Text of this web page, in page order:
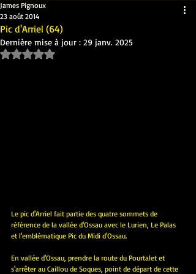
Pic d'Arriel (64)
James Pignoux
23 août 2014
Dernière mise à jour : 29 janv. 2025
Noté NaN étoiles sur 5.
Le pic d'Arriel fait partie des quatre sommets de
référence de la vallée d'Ossau avec le Lurien, Le Palas
et l'emblématique Pic du Midi d'Ossau.
En vallée d'Ossau, prendre la route du Pourtalet et
s'arrêter au Caillou de Soques, point de départ de cette